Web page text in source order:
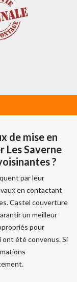
de mise en
Les Saverne
?
par leur
en contactant
Castel couverture
un meilleur
pour
été convenus. Si